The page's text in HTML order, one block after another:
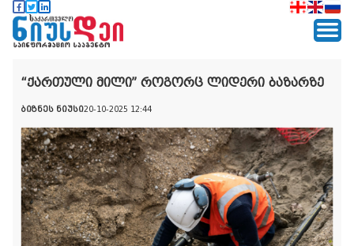
“ქართული მილი” როგორც ლიდერი ბაზარზე
ბიზნეს ნიუსი20-10-2025 12:44